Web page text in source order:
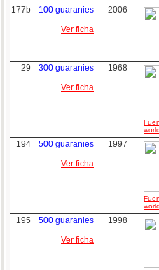
177b
100 guaranies
Ver ficha
2006
29
300 guaranies
Ver ficha
1968
194
500 guaranies
Ver ficha
1997
195
500 guaranies
Ver ficha
1998